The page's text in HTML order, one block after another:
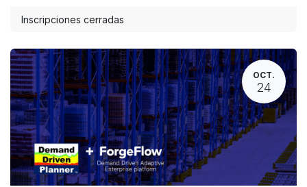
Inscripciones cerradas
OCT.
24